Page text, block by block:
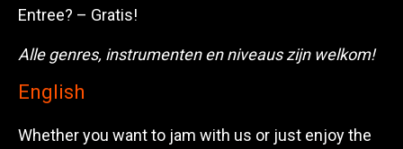
Entree? – Gratis!
Alle genres, instrumenten en niveaus zijn welkom!
English
Whether you want to jam with us or just enjoy the